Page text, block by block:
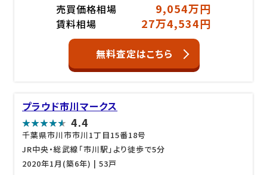
売買価格相場 9,054万円
賃料相場 27万4,534円
無料査定はこちら
プラウド市川マークス
4.4
千葉県市川市市川1丁目15番18号
JR中央・総武線「市川駅」より徒歩で5分
2020年1月(築6年) | 53戸